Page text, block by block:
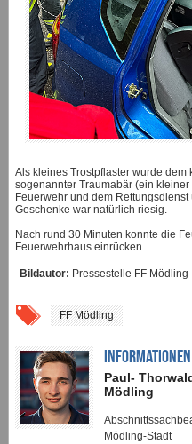
Als kleines Trostpflaster wurde
sogenannter Traumabär (ein
Feuerwehr und dem
Geschenke war natürlich riesig.
Nach rund 30 Minuten konnte die
Feuerwehrhaus einrücken.
Bildautor: Pressestelle FF Mödling
FF Mödling
Paul-
Mödling
Mödling-Stadt